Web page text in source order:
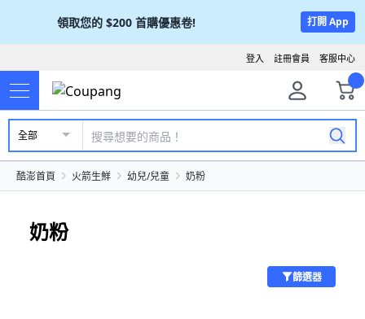
領取您的 $200 首購優惠卷! 打開 App
客服中心
註冊會員
登入
全部
酷澎首頁 火箭生鮮 幼兒/兒童 奶粉
奶粉
篩選器